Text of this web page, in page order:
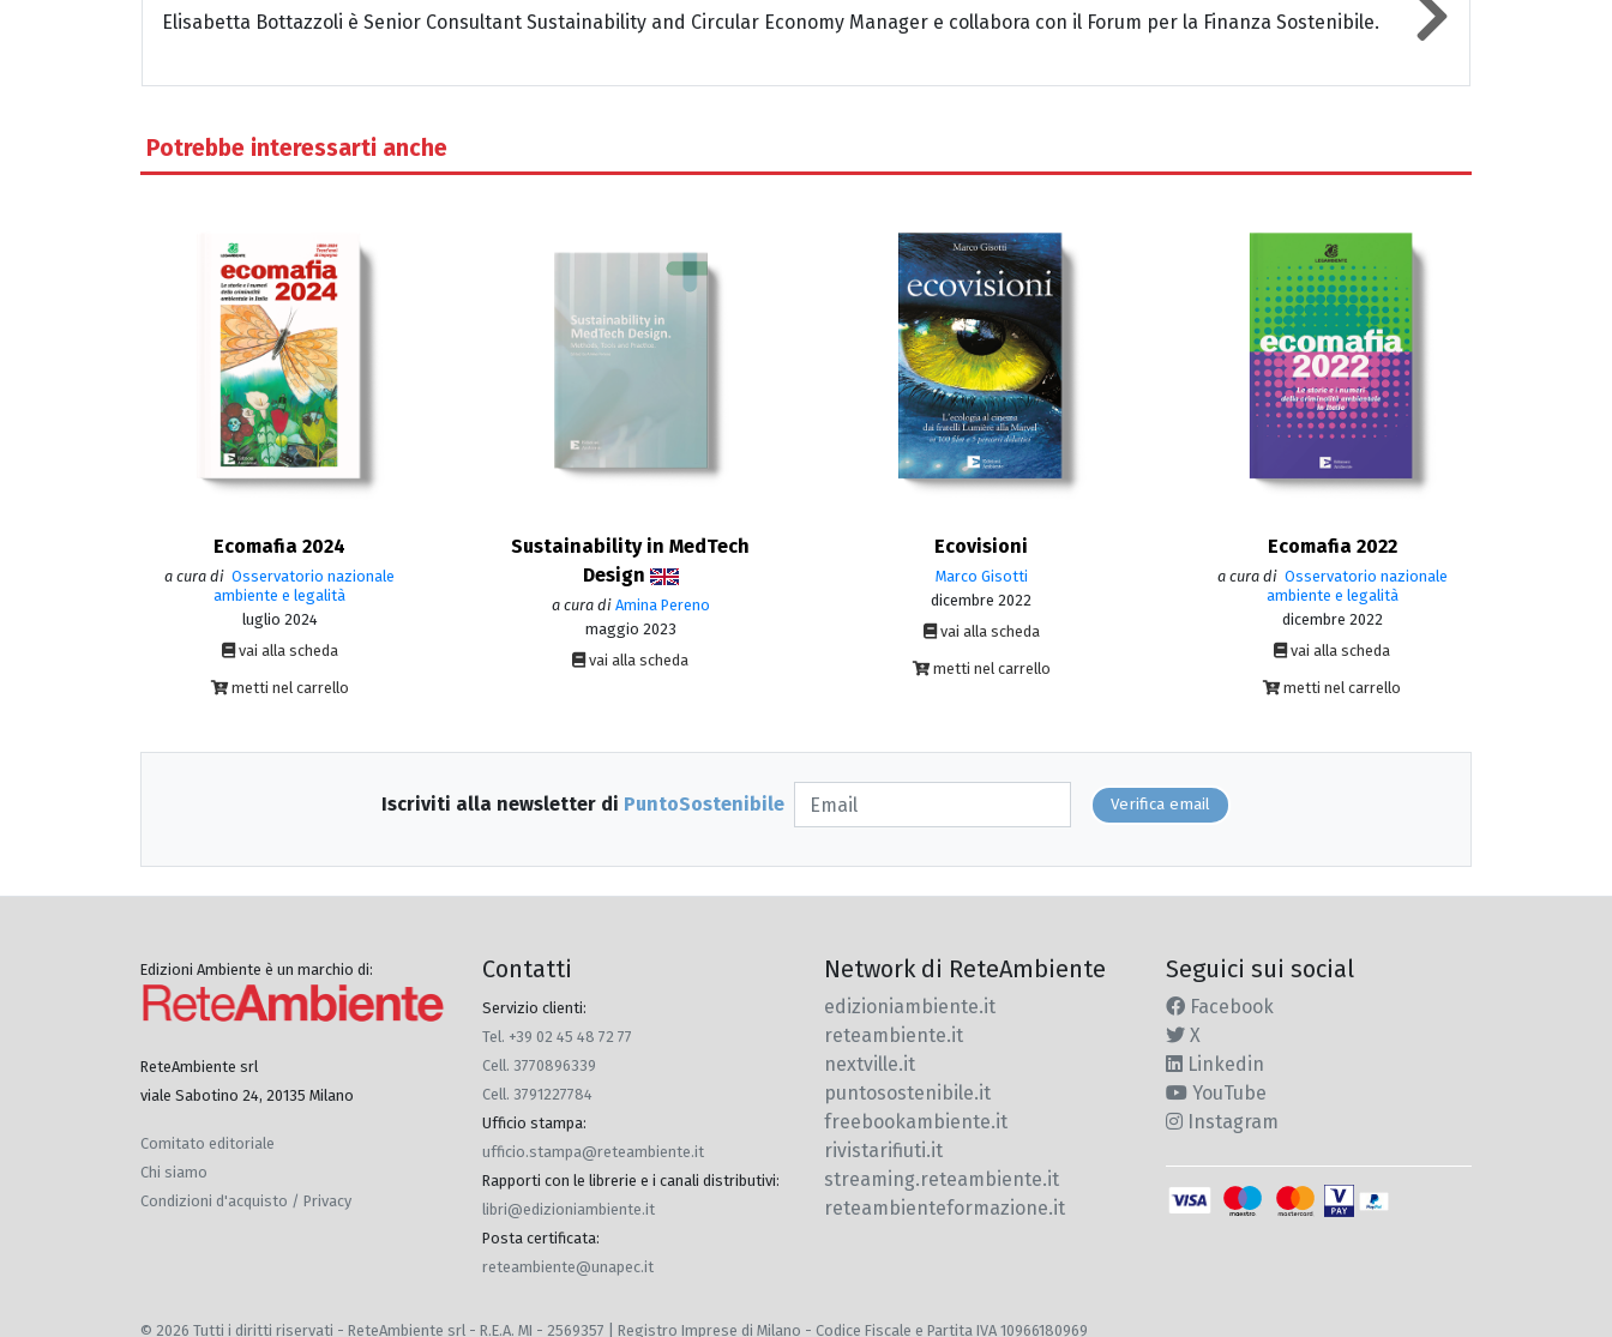
Elisabetta Bottazzoli è Senior Consultant Sustainability and Circular Economy Manager e collabora con il Forum per la Finanza Sostenibile.
Potrebbe interessarti anche
Ecomafia 2024
a cura di Osservatorio nazionale
ambiente e legalità
luglio 2024
vai alla scheda
metti nel carrello
Sustainability in MedTech
Design
a cura di Amina Pereno
maggio 2023
vai alla scheda
Ecovisioni
Marco Gisotti
dicembre 2022
vai alla scheda
metti nel carrello
Ecomafia 2022
a cura di Osservatorio nazionale
ambiente e legalità
dicembre 2022
vai alla scheda
metti nel carrello
Iscriviti alla newsletter di PuntoSostenibile Verifica email
Edizioni Ambiente è un marchio di:
ReteAmbiente srl
viale Sabotino 24, 20135 Milano
Comitato editoriale
Chi siamo
Condizioni d'acquisto / Privacy
Contatti
Servizio clienti:
Tel. +39 02 45 48 72 77
Cell. 3770896339
Cell. 3791227784
Ufficio stampa:
ufficio.stampa@reteambiente.it
Rapporti con le librerie e i canali distributivi:
libri@edizioniambiente.it
Posta certificata:
reteambiente@unapec.it
Network di ReteAmbiente
edizioniambiente.it
reteambiente.it
nextville.it
puntosostenibile.it
freebookambiente.it
rivistarifiuti.it
streaming.reteambiente.it
reteambienteformazione.it
Seguici sui social
Facebook
X
Linkedin
YouTube
Instagram
© 2026 Tutti i diritti riservati - ReteAmbiente srl - R.E.A. MI - 2569357 | Registro Imprese di Milano - Codice Fiscale e Partita IVA 10966180969